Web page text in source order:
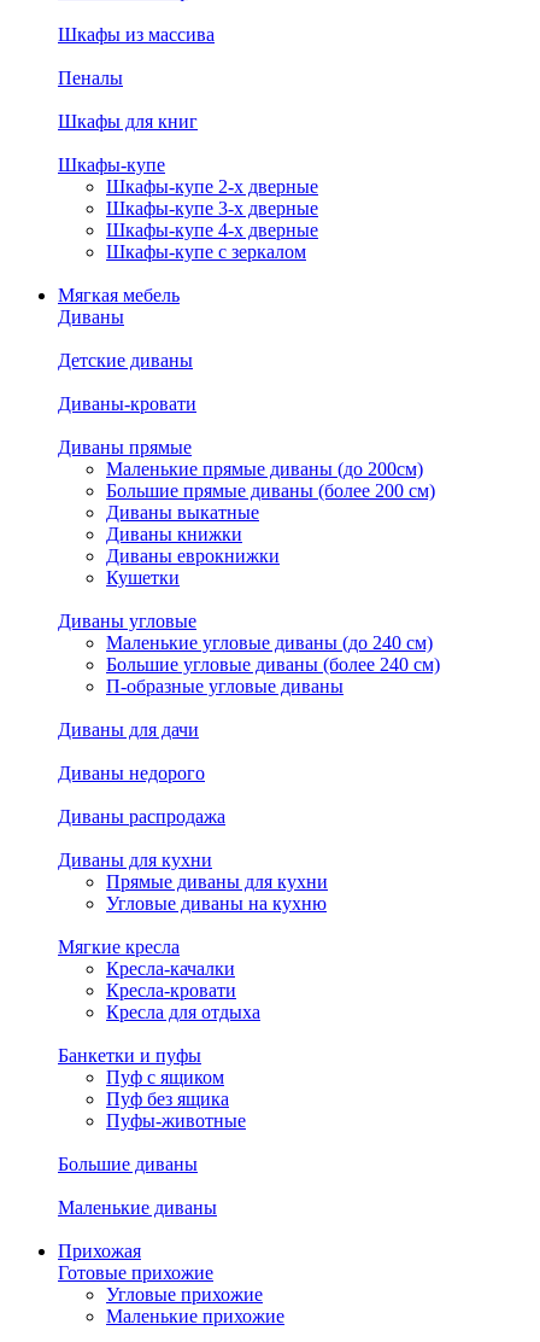
Шкафы из массива
Пеналы
Шкафы для книг
Шкафы-купе
Шкафы-купе 2-х дверные
Шкафы-купе 3-х дверные
Шкафы-купе 4-х дверные
Шкафы-купе с зеркалом
Мягкая мебель
Диваны
Детские диваны
Диваны-кровати
Диваны прямые
Маленькие прямые диваны (до 200см)
Большие прямые диваны (более 200 см)
Диваны выкатные
Диваны книжки
Диваны еврокнижки
Кушетки
Диваны угловые
Маленькие угловые диваны (до 240 см)
Большие угловые диваны (более 240 см)
П-образные угловые диваны
Диваны для дачи
Диваны недорого
Диваны распродажа
Диваны для кухни
Прямые диваны для кухни
Угловые диваны на кухню
Мягкие кресла
Кресла-качалки
Кресла-кровати
Кресла для отдыха
Банкетки и пуфы
Пуф с ящиком
Пуф без ящика
Пуфы-животные
Большие диваны
Маленькие диваны
Прихожая
Готовые прихожие
Угловые прихожие
Маленькие прихожие